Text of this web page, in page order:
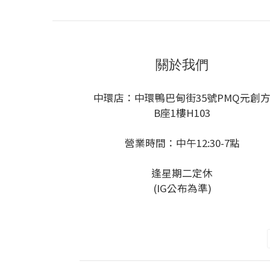
關於我們
中環店：中環鴨巴甸街35號PMQ元創方
B座1樓H103
營業時間：中午12:30-7點
逢星期二定休
(IG公布為準)